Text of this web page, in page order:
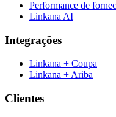
Performance de
Linkana AI
Integrações
Linkana + Coupa
Linkana + Ariba
Clientes